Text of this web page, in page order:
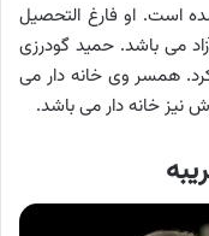
۱۳۵۶/۹/۲ متولد شده است. او فارغ التحصیل
می باشد. حمید گودرزی
ازدواج کرد. همسر وی خانه دار می
خانه دار می باشد.